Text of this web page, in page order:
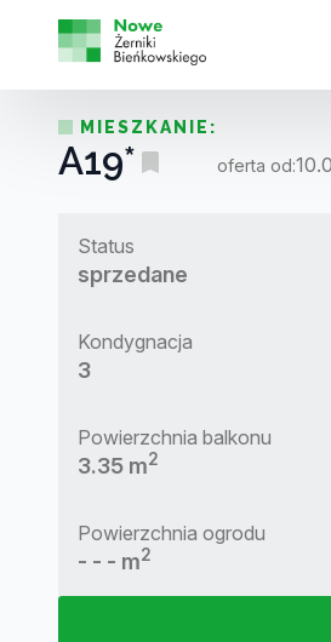
MIESZKANIE:
A19* oferta od:
Status
sprzedane
Kondygnacja
3
Powierzchnia balkonu
3.35 m2
Powierzchnia ogrodu
- - - m2